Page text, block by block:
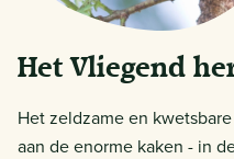
Het Vliegend
Het zeldzame en
aan de enorme kaken - in